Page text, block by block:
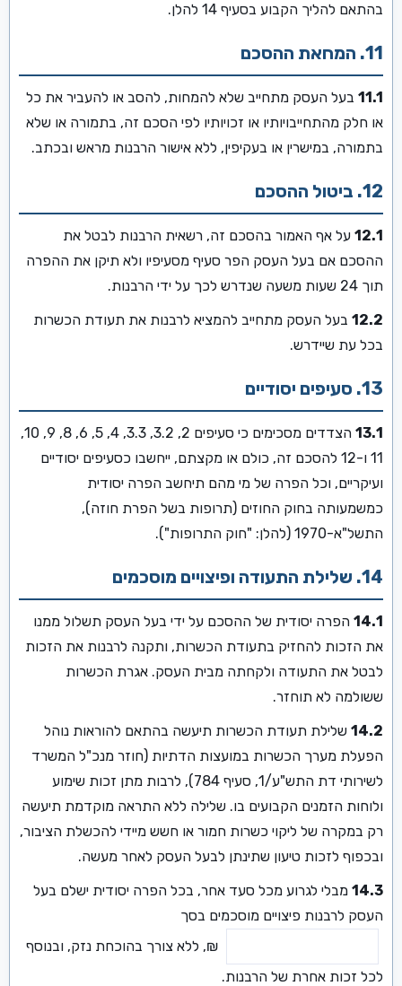
בהתאם להליך הקבוע בסעיף 14 להלן.
11. המחאת ההסכם
11.1 בעל העסק מתחייב שלא להמחות, להסב או להעביר את כל
או חלק מהתחייבויותיו או זכויותיו לפי הסכם זה, בתמורה או שלא
בתמורה, במישרין או בעקיפין, ללא אישור הרבנות מראש ובכתב.
12. ביטול ההסכם
12.1 על אף האמור בהסכם זה, רשאית הרבנות לבטל את
ההסכם אם בעל העסק הפר סעיף מסעיפיו ולא תיקן את ההפרה
תוך 24 שעות משעה שנדרש לכך על ידי הרבנות.
12.2 בעל העסק מתחייב להמציא לרבנות את תעודת הכשרות
בכל עת שיידרש.
13. סעיפים יסודיים
13.1
הצדדים מסכימים כי סעיפים 2, 3.2, 3.3, 4, 5, 6, 8, 9, 10,
11 ו-12 להסכם זה, כולם או מקצתם, ייחשבו כסעיפים יסודיים
ועיקריים, וכל הפרה של מי מהם תיחשב הפרה יסודית
כמשמעותה בחוק החוזים (תרופות בשל הפרת חוזה),
התשל"א-1970 (להלן: "חוק התרופות").
14. שלילת התעודה ופיצויים מוסכמים
14.1 הפרה יסודית של ההסכם על ידי בעל העסק תשלול ממנו
את הזכות להחזיק בתעודת הכשרות, ותקנה לרבנות את הזכות
לבטל את התעודה ולקחתה מבית העסק. אגרת הכשרות
ששולמה לא תוחזר.
14.2 שלילת תעודת הכשרות תיעשה בהתאם להוראות נוהל
הפעלת מערך הכשרות במועצות הדתיות (חוזר מנכ"ל המשרד
לשירותי דת התש"ע/1, סעיף 784), לרבות מתן זכות שימוע
ולוחות הזמנים הקבועים בו. שלילה ללא התראה מוקדמת תיעשה
רק במקרה של ליקוי כשרות חמור או חשש מיידי להכשלת הציבור,
ובכפוף לזכות טיעון שתינתן לבעל העסק לאחר מעשה.
14.3 מבלי לגרוע מכל סעד אחר, בכל הפרה יסודית ישלם בעל
העסק לרבנות פיצויים מוסכמים בסך
₪, ללא צורך בהוכחת נזק, ובנוסף
לכל זכות אחרת של הרבנות.